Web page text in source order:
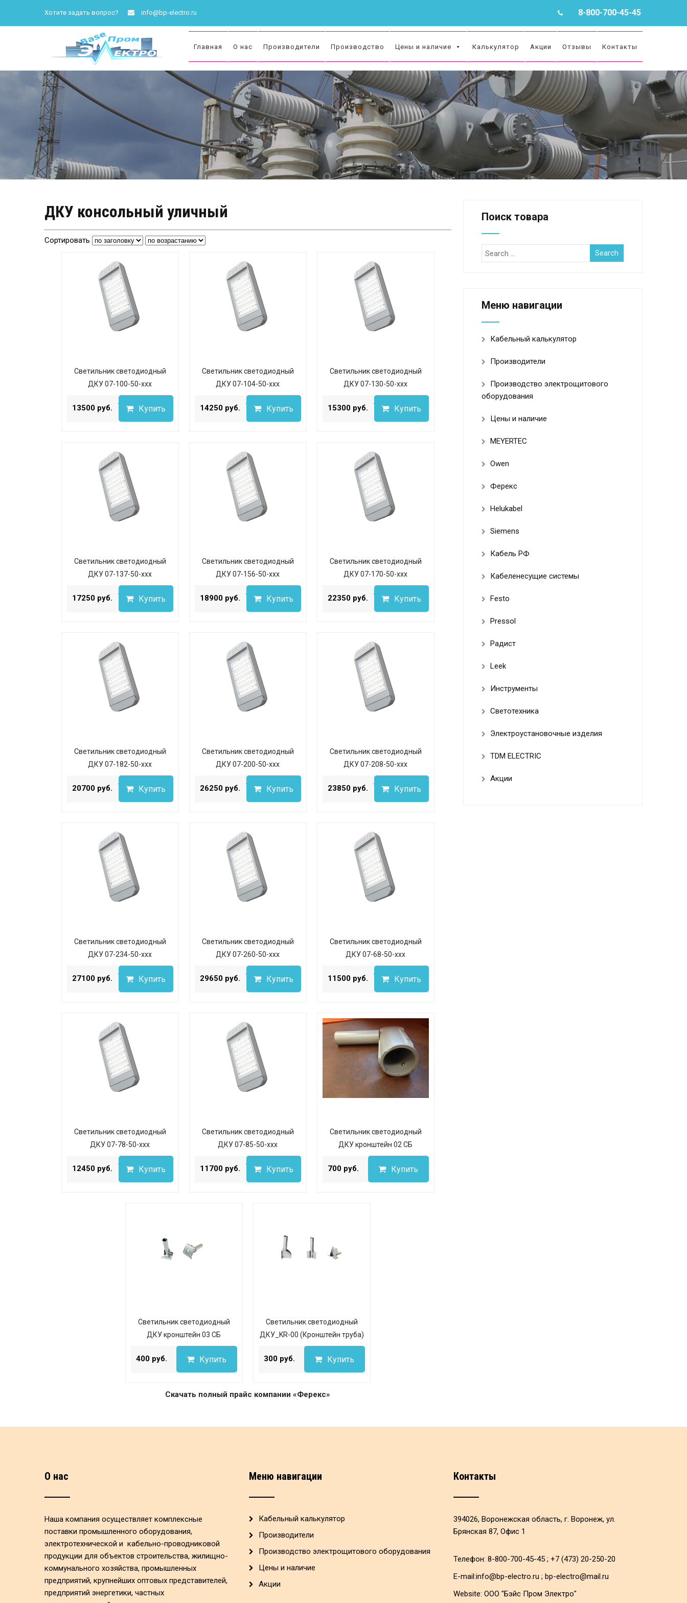
Хотите задать вопрос? info@bp-electro.ru 8-800-700-45-45
Главная О нас Производители Производство Цены и наличие Калькулятор Акции Отзывы Контакты
ДКУ консольный уличный
Сортировать
Светильник светодиодный
ДКУ 07-100-50-ххх
...
13500 руб. Купить
Светильник светодиодный
ДКУ 07-104-50-ххх
...
14250 руб. Купить
Светильник светодиодный
ДКУ 07-130-50-ххх
...
15300 руб. Купить
Светильник светодиодный
ДКУ 07-137-50-ххх
...
17250 руб. Купить
Светильник светодиодный
ДКУ 07-156-50-ххх
...
18900 руб. Купить
Светильник светодиодный
ДКУ 07-170-50-ххх
...
22350 руб. Купить
Светильник светодиодный
ДКУ 07-182-50-ххх
...
20700 руб. Купить
Светильник светодиодный
ДКУ 07-200-50-ххх
...
26250 руб. Купить
Светильник светодиодный
ДКУ 07-208-50-ххх
...
23850 руб. Купить
Светильник светодиодный
ДКУ 07-234-50-ххх
...
27100 руб. Купить
Светильник светодиодный
ДКУ 07-260-50-ххх
...
29650 руб. Купить
Светильник светодиодный
ДКУ 07-68-50-ххх
...
11500 руб. Купить
Светильник светодиодный
ДКУ 07-78-50-ххх
...
12450 руб. Купить
Светильник светодиодный
ДКУ 07-85-50-ххх
...
11700 руб. Купить
Светильник светодиодный
ДКУ кронштейн 02 СБ
700 руб. Купить
Светильник светодиодный
ДКУ кронштейн 03 СБ
400 руб. Купить
Светильник светодиодный
ДКУ_KR-00 (Кронштейн труба)
300 руб. Купить
Скачать полный прайс компании «Ферекс»
Поиск товара
Меню навигации
Кабельный калькулятор
Производители
Производство электрощитового
оборудования
Цены и наличие
MEYERTEC
Owen
Ферекс
Helukabel
Siemens
Кабель РФ
Кабеленесущие системы
Festo
Pressol
Радист
Leek
Инструменты
Светотехника
Электроустановочные изделия
TDM ELECTRIC
Акции
О нас
Наша компания осуществляет комплексные
поставки промышленного оборудования,
электротехнической и кабельно-проводниковой
продукции для объектов строительства, жилищно-
коммунального хозяйства, промышленных
предприятий, крупнейших оптовых представителей,
предприятий энергетики, частных
Меню навигации
Кабельный калькулятор
Производители
Производство электрощитового оборудования
Цены и наличие
Акции
Контакты
394026, Воронежская область, г. Воронеж, ул.
Брянская 87, Офис 1
Телефон: 8-800-700-45-45 ; +7 (473) 20-250-20
E-mail:info@bp-electro.ru ; bp-electro@mail.ru
Website: ООО "Бэйс Пром Электро"